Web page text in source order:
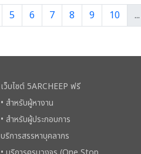
5 6 7 8 9 10 ...
เว็บไซต์ 5ARCHEEP ฟรี
• สำหรับผู้หางาน
• สำหรับผู้ประกอบการ
บริการสรรหาบุคลากร